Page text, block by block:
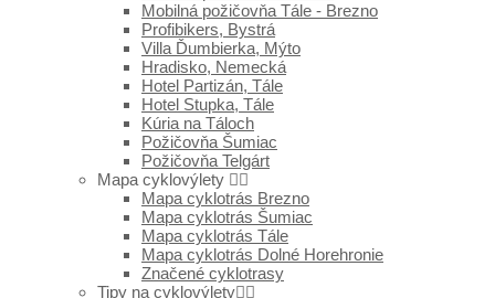
Mobilná požičovňa Tále - Brezno
Profibikers, Bystrá
Villa Ďumbierka, Mýto
Hradisko, Nemecká
Hotel Partizán, Tále
Hotel Stupka, Tále
Kúria na Táloch
Požičovňa Šumiac
Požičovňa Telgárt
Mapa cyklovýlety
Mapa cyklotrás Brezno
Mapa cyklotrás Šumiac
Mapa cyklotrás Tále
Mapa cyklotrás Dolné Horehronie
Značené cyklotrasy
Tipy na cyklovýlety